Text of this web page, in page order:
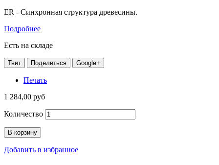
ER - Синхронная структура древесины.
Подробнее
Есть на складе
Твит Поделиться Google+
Печать
1 284,00 руб
Количество
В корзину
Добавить в избранное